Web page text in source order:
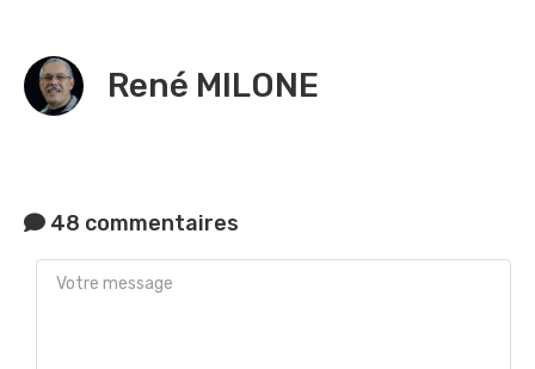
René MILONE
48 commentaires